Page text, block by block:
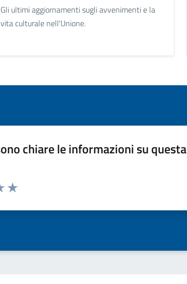
Gli ultimi aggiornamenti sugli avvenimenti e la
vita culturale nell'Unione.
chiare le informazioni su questa
la pagina